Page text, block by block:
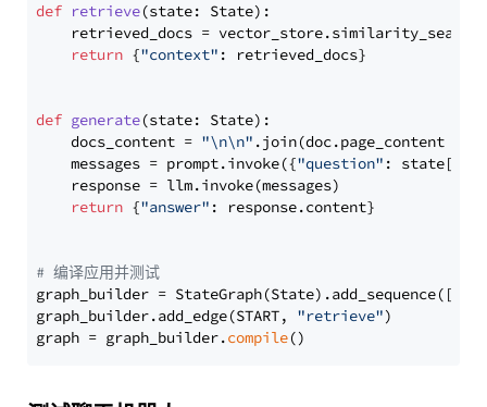
def retrieve(state: State):
retrieved_docs =
return {"context" : retrieved_docs}
def generate(state: State):
    docs_content =
"\n\n" .join(doc.page_content
    messages = prompt.invoke({
"question" : state[
    response = llm.invoke(messages)
return {"answer" : response.content}
# 编译应用并测试
graph_builder =
graph_builder.add_edge(START, "retrieve")
graph = graph_builder.compile